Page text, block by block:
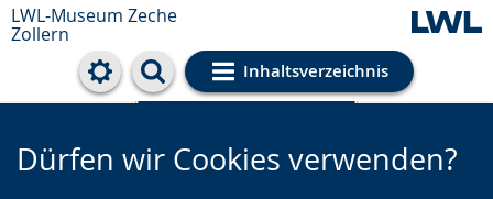
LWL-Museum Zeche
Zollern
Inhaltsverzeichnis
Cookie-Einstellungen
Dürfen wir Cookies verwenden?